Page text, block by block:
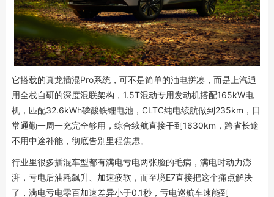
它搭载的真龙插混Pro系统，可不是简单的油电拼凑，而是上汽通
用全栈自研的深度混联架构，1.5T混动专用发动机搭配165kW电
机，匹配32.6kWh磷酸铁锂电池，CLTC纯电续航做到235km，日
常通勤一周一充完全够用，综合续航直接干到1630km，跨省长途
不用中途补能，彻底告别里程焦虑。
行业里很多插混车型都有满电亏电两张脸的毛病，满电时动力澎
湃，亏电后油耗飙升、加速疲软，而至境E7直接把这个痛点解决
了，满电亏电零百加速差异小于0.1秒，亏电巡航车速能到